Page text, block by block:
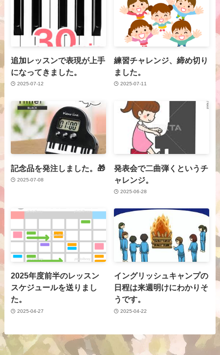
追加レッスンで表現が上手
になってきました。
2025-07-12
練習チャレンジ、締め切り
ました。
2025-07-11
記念品を発注しました。🎁
2025-07-08
発表会で二曲弾くというチ
ャレンジ。
2025-06-28
2025年度前半のレッスン
スケジュールを送りまし
た。
2025-04-27
イングリッシュキャンプの
日程は来週明けにわかりそ
うです。
2025-04-22